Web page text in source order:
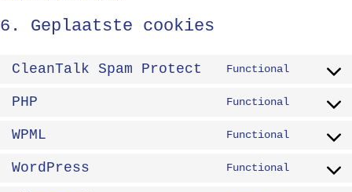
6. Geplaatste cookies
CleanTalk Spam Protect Functional
Consent
service
spam-
PHP Functional
Consent
service
WPML Functional
Consent
service
WordPress Functional
Consent